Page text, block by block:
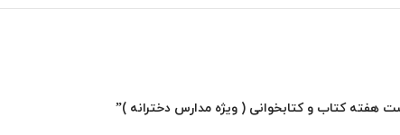
هفته کتاب و کتابخوانی ( ویژه مدارس دخترانه )”